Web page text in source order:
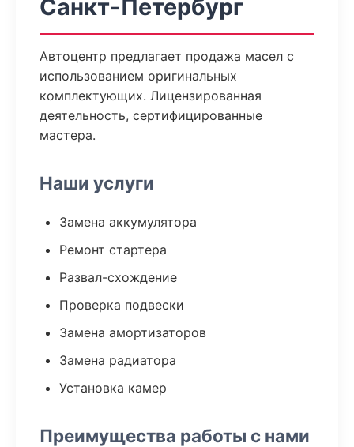
Санкт-Петербург
Автоцентр предлагает продажа масел с
использованием оригинальных
комплектующих. Лицензированная
деятельность, сертифицированные
мастера.
Наши услуги
Замена аккумулятора
Ремонт стартера
Развал-схождение
Проверка подвески
Замена амортизаторов
Замена радиатора
Установка камер
Преимущества работы с нами